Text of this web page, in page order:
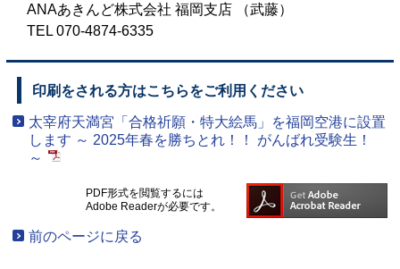
ANAあきんど株式会社 福岡支店 （武藤）
TEL 070-4874-6335
印刷をされる方はこちらをご利用ください
太宰府天満宮「合格祈願・特大絵馬」を福岡空港に設置
します ～ 2025年春を勝ちとれ！！ がんばれ受験生！
～
PDF形式を閲覧するには
Adobe Readerが必要です。
前のページに戻る